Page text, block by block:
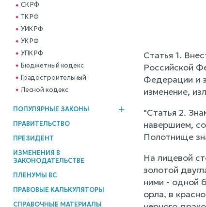
СК РФ
ТК РФ
УИК РФ
УК РФ
УПК РФ
Бюджетный кодекс
Градостроительный
Лесной кодекс
ПОПУЛЯРНЫЕ ЗАКОНЫ
ПРАВИТЕЛЬСТВО
ПРЕЗИДЕНТ
ИЗМЕНЕНИЯ В
ЗАКОНОДАТЕЛЬСТВЕ
ПЛЕНУМЫ ВС
ПРАВОВЫЕ КАЛЬКУЛЯТОРЫ
СПРАВОЧНЫЕ МАТЕРИАЛЫ
Статья 1.
Российской
Федерации и
изменение,
"Статья 2.
навершием,
Полотнище
На лицевой
золотой
ними - одной
орла, в